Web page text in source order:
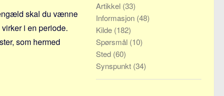
skal du vænne
i en periode.
som hermed
Artikkel (33)
Informasjon (48)
Kilde (182)
Spørsmål (10)
Sted (60)
Synspunkt (34)